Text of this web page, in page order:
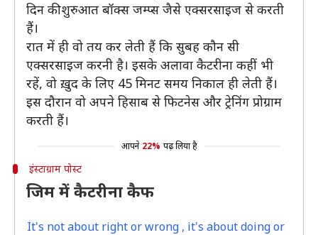
दिन की शुरुआत बॉक्स जम्प्स जैसे एक्सरसाइज से करती
हैं।
रात में ही वो तय कर लेती हैं कि सुबह कौन सी
एक्सरसाइज करनी है। इसके अलावा कैटरीना कहीं भी
रहें, वो ख़ुद के लिए 45 मिनट समय निकाल ही लेती हैं।
इस दौरान वो अपने हिसाब से फिटनेस और ट्रेनिंग प्रोग्राम
करती हैं।
आपने 22% पढ़ लिया है
इंस्टाग्राम पोस्ट
जिम में कैटरीना कैफ
It's not about right or wrong , it's about doing or